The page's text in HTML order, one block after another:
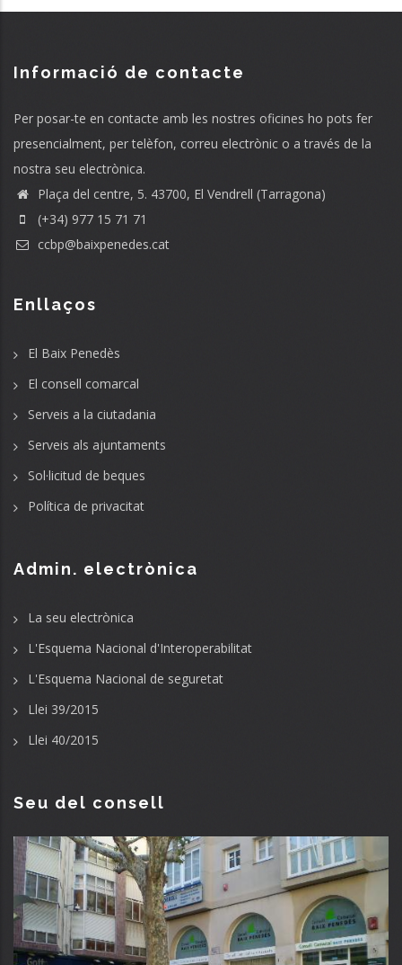
Informació de contacte
Per posar-te en contacte amb les nostres oficines ho pots fer
presencialment, per telèfon, correu electrònic o a través de la
nostra seu electrònica.
Plaça del centre, 5. 43700, El Vendrell (Tarragona)
(+34) 977 15 71 71
ccbp@baixpenedes.cat
Enllaços
El Baix Penedès
El consell comarcal
Serveis a la ciutadania
Serveis als ajuntaments
Sol·licitud de beques
Política de privacitat
Admin. electrònica
La seu electrònica
L'Esquema Nacional d'Interoperabilitat
L'Esquema Nacional de seguretat
Llei 39/2015
Llei 40/2015
Seu del consell